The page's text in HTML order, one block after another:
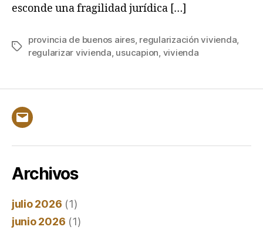
esconde una fragilidad jurídica […]
Etiquetas
provincia de buenos aires, regularización vivienda,
regularizar vivienda, usucapion, vivienda
Correo
Archivos
julio 2026 (1)
junio 2026 (1)